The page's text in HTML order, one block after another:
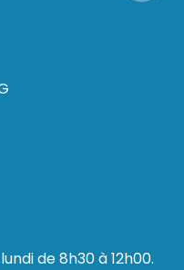
de 8h30 à 12h00.